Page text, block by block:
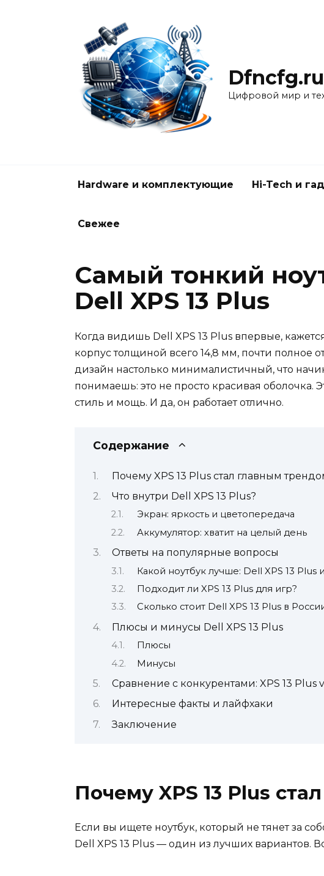
Dfncfg.ru
Цифровой мир и
Hardware и комплектующие Hi-Tech и
Свежее
Самый тонкий
Dell XPS 13 Plus
Когда видишь Dell XPS 13 Plus впервые,
корпус толщиной всего 14,8 мм, почти полное
дизайн настолько минималистичный, что
понимаешь: это не просто красивая оболочка.
стиль и мощь. И да, он работает отлично.
Содержание
Почему XPS 13 Plus стал главным
Что внутри Dell XPS 13 Plus?
Экран: яркость и цветопередача
Аккумулятор: хватит на целый день
Ответы на популярные вопросы
Какой ноутбук лучше: Dell XPS 13 Plus
Подходит ли XPS 13 Plus для игр?
Сколько стоит Dell XPS 13 Plus в
Плюсы и минусы Dell XPS 13 Plus
Плюсы
Минусы
Сравнение с конкурентами: XPS 13 Plus
Интересные факты и лайфхаки
Заключение
Почему XPS 13 Plus
Если вы ищете ноутбук, который не тянет за
Dell XPS 13 Plus — один из лучших вариантов.